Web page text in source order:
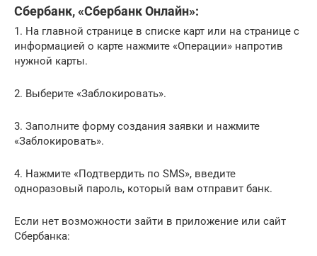
Сбербанк, «Сбербанк Онлайн»:
1. На главной странице в списке карт или на странице с
информацией о карте нажмите «Операции» напротив
нужной карты.
2. Выберите «Заблокировать».
3. Заполните форму создания заявки и нажмите
«Заблокировать».
4. Нажмите «Подтвердить по SMS», введите
одноразовый пароль, который вам отправит банк.
Если нет возможности зайти в приложение или сайт
Сбербанка: